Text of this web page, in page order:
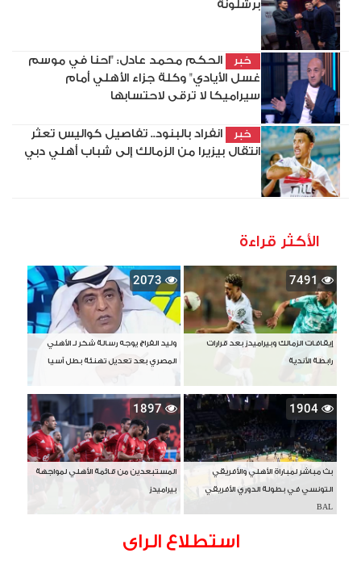
برشلونة
خبر
الحكم محمد عادل: "احنا في موسم
غسل الأيادي" وكلة جزاء الأهلي أمام
سيراميكا لا ترقى لاحتسابها
خبر
انفراد بالبنود.. تفاصيل كواليس تعثر
انتقال بيزيرا من الزمالك إلى شباب أهلي دبي
الأكثر قراءة
7491
إيقافات الزمالك وبيراميدز بعد قرارات
رابطة الأندية
2073
وليد الفراج يوجه رسالة شكر لـ الأهلي
المصري بعد تعديل تهنئة بطل آسيا
1904
بث مباشر لمباراة الأهلي والأفريقي
التونسي في بطولة الدوري الأفريقي
BAL
1897
المستبعدين من قائمة الأهلي لمواجهة
بيراميدز
استطلاع الراى